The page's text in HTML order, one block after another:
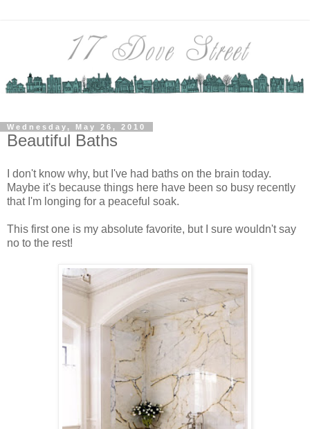
Wednesday, May 26, 2010
Beautiful Baths
I don't know why, but I've had baths on the brain today.
Maybe it's because things here have been so busy recently
that I'm longing for a peaceful soak.
This first one is my absolute favorite, but I sure wouldn't say
no to the rest!